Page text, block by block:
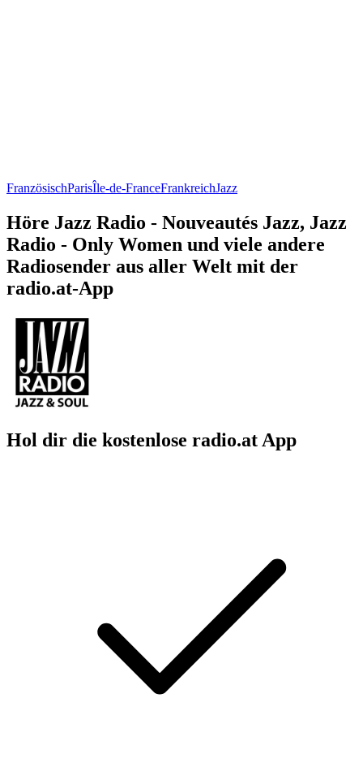
FranzösischParisÎle-de-FranceFrankreichJazz
Höre Jazz Radio - Nouveautés Jazz, Jazz
Radio - Only Women und viele andere
Radiosender aus aller Welt mit der
radio.at-App
Hol dir die kostenlose radio.at App